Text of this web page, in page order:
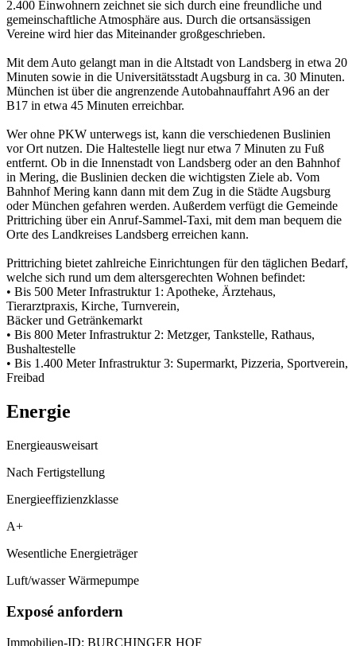
2.400 Einwohnern zeichnet sie sich durch eine freundliche und
gemeinschaftliche Atmosphäre aus. Durch die ortsansässigen
Vereine wird hier das Miteinander großgeschrieben.
Mit dem Auto gelangt man in die Altstadt von Landsberg in etwa 20
Minuten sowie in die Universitätsstadt Augsburg in ca. 30 Minuten.
München ist über die angrenzende Autobahnauffahrt A96 an der
B17 in etwa 45 Minuten erreichbar.
Wer ohne PKW unterwegs ist, kann die verschiedenen Buslinien
vor Ort nutzen. Die Haltestelle liegt nur etwa 7 Minuten zu Fuß
entfernt. Ob in die Innenstadt von Landsberg oder an den Bahnhof
in Mering, die Buslinien decken die wichtigsten Ziele ab. Vom
Bahnhof Mering kann dann mit dem Zug in die Städte Augsburg
oder München gefahren werden. Außerdem verfügt die Gemeinde
Prittriching über ein Anruf-Sammel-Taxi, mit dem man bequem die
Orte des Landkreises Landsberg erreichen kann.
Prittriching bietet zahlreiche Einrichtungen für den täglichen Bedarf,
welche sich rund um dem altersgerechten Wohnen befindet:
• Bis 500 Meter Infrastruktur 1: Apotheke, Ärztehaus,
Tierarztpraxis, Kirche, Turnverein,
Bäcker und Getränkemarkt
• Bis 800 Meter Infrastruktur 2: Metzger, Tankstelle, Rathaus,
Bushaltestelle
• Bis 1.400 Meter Infrastruktur 3: Supermarkt, Pizzeria, Sportverein,
Freibad
Energie
Energieausweisart
Nach Fertigstellung
Energieeffizienzklasse
A+
Wesentliche Energieträger
Luft/wasser Wärmepumpe
Exposé anfordern
Immobilien-ID: BURCHINGER HOF